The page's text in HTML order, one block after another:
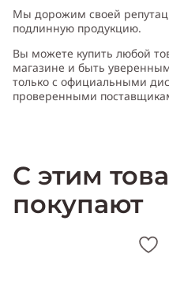
Производитель:Франция
Мы дорожим своей
подлинную продукцию.
Вы можете купить любой
магазине и быть
только с официальными
проверенными
С этим
покупают